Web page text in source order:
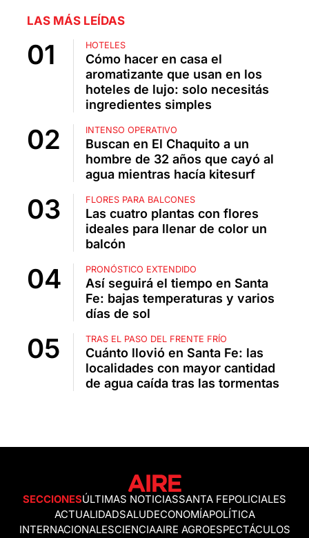
LAS MÁS LEÍDAS
HOTELES
Cómo hacer en casa el
aromatizante que usan en los
hoteles de lujo: solo necesitás
ingredientes simples
INTENSO OPERATIVO
Buscan en El Chaquito a un
hombre de 32 años que cayó al
agua mientras hacía kitesurf
FLORES PARA BALCONES
Las cuatro plantas con flores
ideales para llenar de color un
balcón
PRONÓSTICO EXTENDIDO
Así seguirá el tiempo en Santa
Fe: bajas temperaturas y varios
días de sol
TRAS EL PASO DEL FRENTE FRÍO
Cuánto llovió en Santa Fe: las
localidades con mayor cantidad
de agua caída tras las tormentas
SECCIONESÚLTIMAS NOTICIASSANTA FEPOLICIALES
ACTUALIDADSALUDECONOMÍAPOLÍTICA
INTERNACIONALESCIENCIAAIRE AGROESPECTÁCULOS